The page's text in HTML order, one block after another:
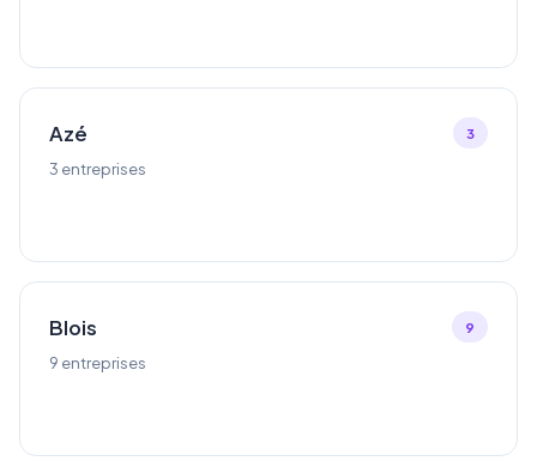
Azé
3 entreprises
3
Blois
9 entreprises
9